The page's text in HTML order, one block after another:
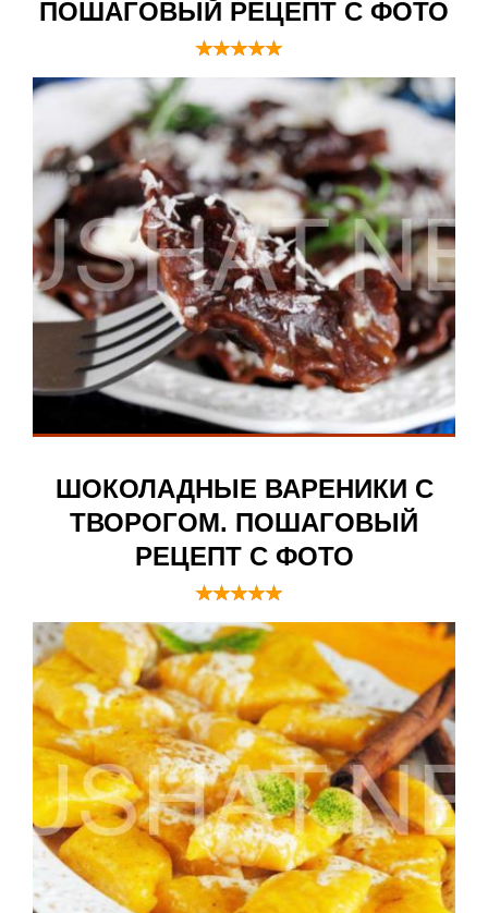
ПОШАГОВЫЙ РЕЦЕПТ С ФОТО
ШОКОЛАДНЫЕ ВАРЕНИКИ С
ТВОРОГОМ. ПОШАГОВЫЙ
РЕЦЕПТ С ФОТО